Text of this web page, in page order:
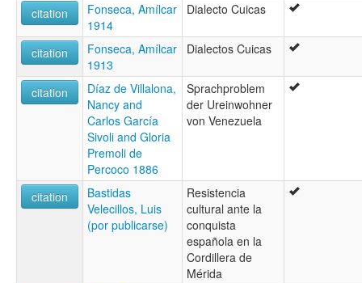
citation
Fonseca, Amílcar
1914
Dialecto Cuicas
citation
Fonseca, Amílcar
1913
Dialectos Cuicas
citation
Díaz de Villalona,
Nancy and
Carlos García
Sivoli and Gloria
Premoli de
Percoco 1886
Sprachproblem
der Ureinwohner
von Venezuela
citation
Bastidas
Velecillos, Luis
(por publicarse)
Resistencia
cultural ante la
conquista
española en la
Cordillera de
Mérida